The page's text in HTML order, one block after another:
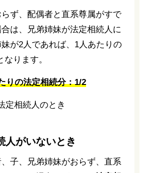
ず、配偶者と直系尊属がすで
は、兄弟姉妹が法定相続人に
が2人であれば、1人あたりの
なります。
りの法定相続分：1/2
人がいないとき
子、兄弟姉妹がおらず、直系